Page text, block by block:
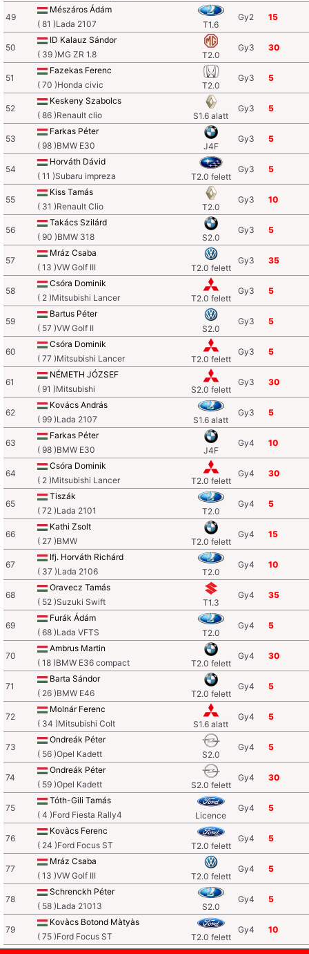
49
Mészáros Ádám
( 81 )Lada 2107
T1.6
Gy2 15
50
ID Kalauz Sándor
( 39 )MG ZR 1.8
T2.0
Gy3 30
51
Fazekas Ferenc
( 70 )Honda civic
T2.0
Gy3 5
52
Keskeny Szabolcs
( 86 )Renault clio
S1.6 alatt
Gy3 5
53
Farkas Péter
( 98 )BMW E30
J4F
Gy3 5
54
Horváth Dávid
( 11 )Subaru impreza
T2.0 felett
Gy3 5
55
Kiss Tamás
( 31 )Renault Clio
T2.0
Gy3 10
56
Takács Szilárd
( 90 )BMW 318
S2.0
Gy3 5
57
Mráz Csaba
( 13 )VW Golf III
T2.0 felett
Gy3 35
58
Csóra Dominik
( 2 )Mitsubishi Lancer
T2.0 felett
Gy3 5
59
Bartus Péter
( 57 )VW Golf II
S2.0
Gy3 5
60
Csóra Dominik
( 77 )Mitsubishi Lancer
T2.0 felett
Gy3 5
61
NÉMETH JÓZSEF
( 91 )Mitsubishi
S2.0 felett
Gy3 30
62
Kovács András
( 99 )Lada 2107
S1.6 alatt
Gy3 5
63
Farkas Péter
( 98 )BMW E30
J4F
Gy4 10
64
Csóra Dominik
( 2 )Mitsubishi Lancer
T2.0 felett
Gy4 30
65
Tiszák
( 72 )Lada 2101
T2.0
Gy4 5
66
Kathi Zsolt
( 27 )BMW
T2.0 felett
Gy4 15
67
Ifj. Horváth Richárd
( 37 )Lada 2106
T2.0
Gy4 10
68
Oravecz Tamás
( 52 )Suzuki Swift
T1.3
Gy4 35
69
Furák Ádám
( 68 )Lada VFTS
T2.0
Gy4 5
70
Ambrus Martin
( 18 )BMW E36 compact
T2.0 felett
Gy4 30
71
Barta Sándor
( 26 )BMW E46
T2.0 felett
Gy4 5
72
Molnár Ferenc
( 34 )Mitsubishi Colt
S1.6 alatt
Gy4 5
73
Ondreák Péter
( 56 )Opel Kadett
S2.0
Gy4 5
74
Ondreák Péter
( 59 )Opel Kadett
S2.0 felett
Gy4 30
75
Tóth-Gili Tamás
( 4 )Ford Fiesta Rally4
Licence
Gy4 5
76
Kovàcs Ferenc
( 24 )Ford Focus ST
T2.0 felett
Gy4 5
77
Mráz Csaba
( 13 )VW Golf III
T2.0 felett
Gy4 5
78
Schrenckh Péter
( 58 )Lada 21013
S2.0
Gy4 5
79
Kovàcs Botond Màtyàs
( 75 )Ford Focus ST
T2.0 felett
Gy4 10